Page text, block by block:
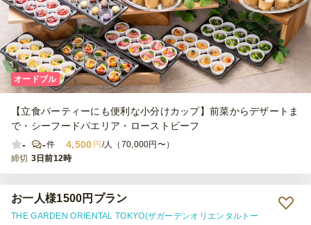
オードブル
【立食パーティーにも便利な小分けカップ】前菜からデザートま
で・シーフードパエリア・ローストビーフ
-
-件 4,500 円/人（70,000円〜）
締切 3日前12時
お一人様1500円プラン
THE GARDEN ORIENTAL TOKYO(ザガーデンオリエンタルトー